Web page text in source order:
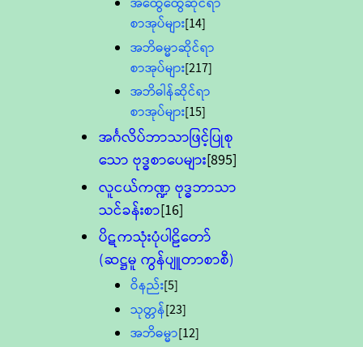
စာအုပ်များ[14]
အဘိဓမ္မာဆိုင်ရာ
စာအုပ်များ[217]
အဘိဓါန်ဆိုင်ရာ
စာအုပ်များ[15]
အင်္ဂလိပ်ဘာသာဖြင့်ပြုစု
သော ဗုဒ္ဓစာပေများ[895]
လူငယ်ကဏ္ဍ ဗုဒ္ဓဘာသာ
သင်ခန်းစာ[16]
ပိဋကသုံးပုံပါဠိတော်
(ဆဋ္ဌမူ ကွန်ပျူတာစာစီ)
ဝိနည်း[5]
သုတ္တန်[23]
အဘိဓမ္မာ[12]